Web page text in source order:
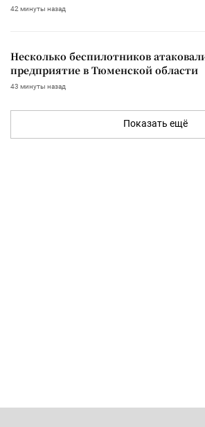
42 минуты назад
Несколько беспилотников
предприятие в Тюменской области
43 минуты назад
Показать ещё